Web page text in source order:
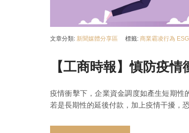
文章分類: 新聞媒體分享區 標籤: 商業霸凌行為 ESG
【工商時報】慎防疫
疫情衝擊下，企業資金調度如產生短期
若是長期性的延後付款，加上疫情干擾，